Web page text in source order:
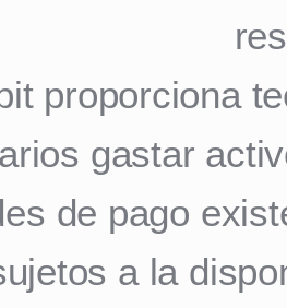
proporciona
gastar
de pago
a la